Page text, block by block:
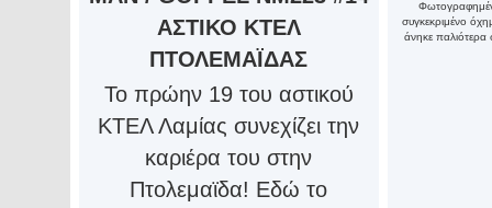
ΑΣΤΙΚΟ ΚΤΕΛ
ΠΤΟΛΕΜΑΪΔΑΣ
Το πρώην 19 του αστικού
ΚΤΕΛ Λαμίας συνεχίζει την
καριέρα του στην
Πτολεμαϊδα! Εδώ το
συγκεκριμένο
άνηκε